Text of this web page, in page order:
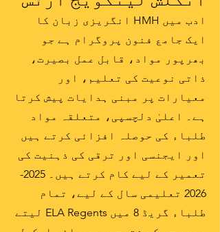
ادب میں HMH انگریزی زبان کا
ایک جامع فنون پروگرام ہے جو
بھرپور مواد، قابل عمل بصیرت،
ذاتی نوعیت کی تعلیم، اور
معیارات پر مبنی ہدایات پیش کرتا
ہے۔ اعلیٰ دلچسپی، متعلقہ مواد
طلباء کی حوصلہ افزائی کرتے ہیں
اور ایجنسی اور ترقی کی ذہنیت کی
تعمیر کے لیے کام کرتے ہیں۔
2025-
2026 تعلیمی سال کے لیے، تمام
طلباء گریڈ 8 میں ELA Regents لیتے